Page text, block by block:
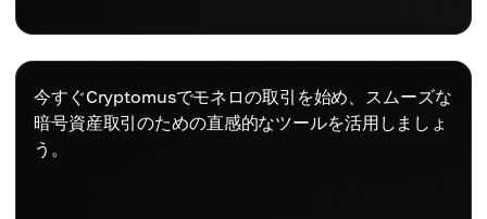
今すぐCryptomusでモネロの取引を始め、スムーズな
暗号資産取引のための直感的なツールを活用しましょ
う。